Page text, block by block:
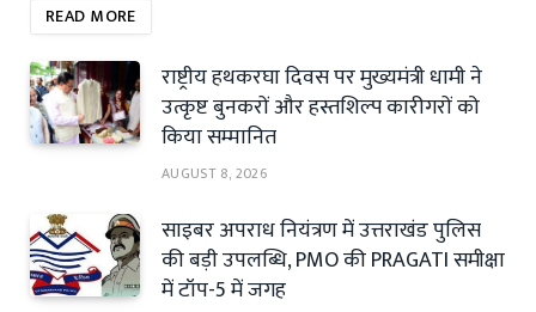
READ MORE
राष्ट्रीय हथकरघा दिवस पर मुख्यमंत्री धामी ने
उत्कृष्ट बुनकरों और हस्तशिल्प कारीगरों को
किया सम्मानित
AUGUST 8, 2026
साइबर अपराध नियंत्रण में उत्तराखंड पुलिस
की बड़ी उपलब्धि, PMO की PRAGATI समीक्षा
में टॉप-5 में जगह